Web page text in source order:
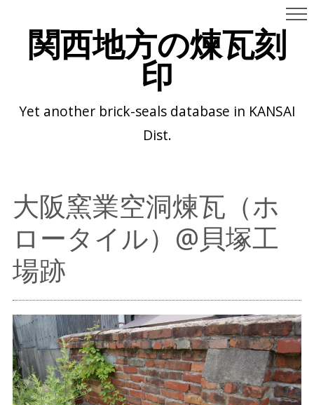
関西地方の煉瓦刻
印
Yet another brick-seals database in KANSAI
Dist.
大阪窯業空洞煉瓦（ホ
ロータイル）@貝塚工
場跡